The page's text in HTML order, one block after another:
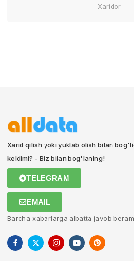
Xaridor
Xarid qilish yoki yuklab olish bilan
keldimi? - Biz bilan bog'laning!
TELEGRAM
EMAIL
Barcha xabarlarga albatta javob